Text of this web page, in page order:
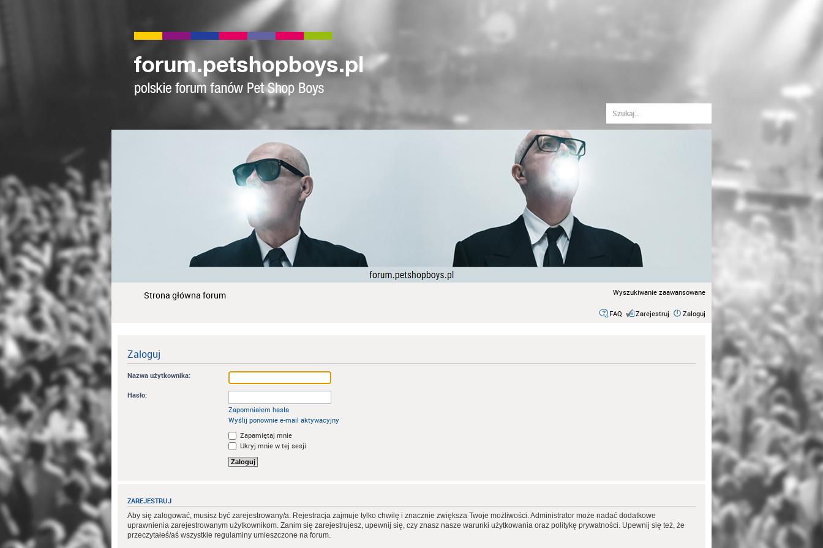
Strona główna forum Wyszukiwanie zaawansowane
FAQ Zarejestruj Zaloguj
Zaloguj
Nazwa użytkownika:
Hasło:
Zapomniałem hasła
Wyślij ponownie e-mail aktywacyjny
Zapamiętaj mnie
Ukryj mnie w tej sesji
ZAREJESTRUJ
Aby się zalogować, musisz być zarejestrowany/a. Rejestracja zajmuje tylko chwilę i znacznie zwiększa Twoje możliwości. Administrator może nadać dodatkowe
uprawnienia zarejestrowanym użytkownikom. Zanim się zarejestrujesz, upewnij się, czy znasz nasze warunki użytkowania oraz politykę prywatności. Upewnij się też, że
przeczytałeś/aś wszystkie regulaminy umieszczone na forum.